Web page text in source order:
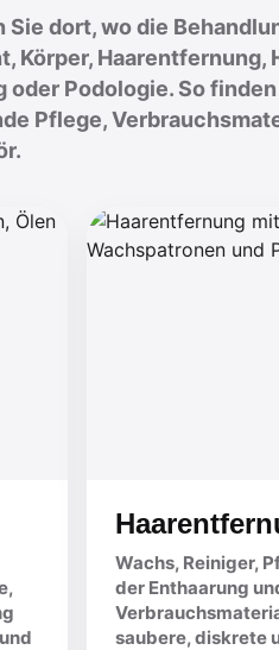
Sie dort, wo die
Körper, Haarentfernung,
oder Podologie. So
Pflege,
Wachs, Reiniger,
der Enthaarung
saubere, diskrete